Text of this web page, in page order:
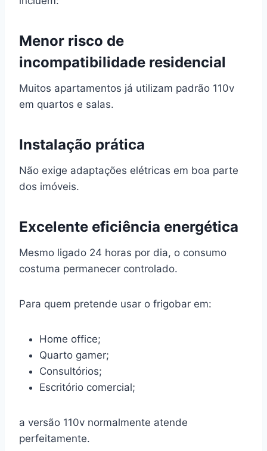
Menor risco de
incompatibilidade residencial
Muitos apartamentos já utilizam padrão 110v
em quartos e salas.
Instalação prática
Não exige adaptações elétricas em boa parte
dos imóveis.
Excelente eficiência energética
Mesmo ligado 24 horas por dia, o consumo
costuma permanecer controlado.
Para quem pretende usar o frigobar em:
Home office;
Quarto gamer;
Consultórios;
Escritório comercial;
a versão 110v normalmente atende
perfeitamente.